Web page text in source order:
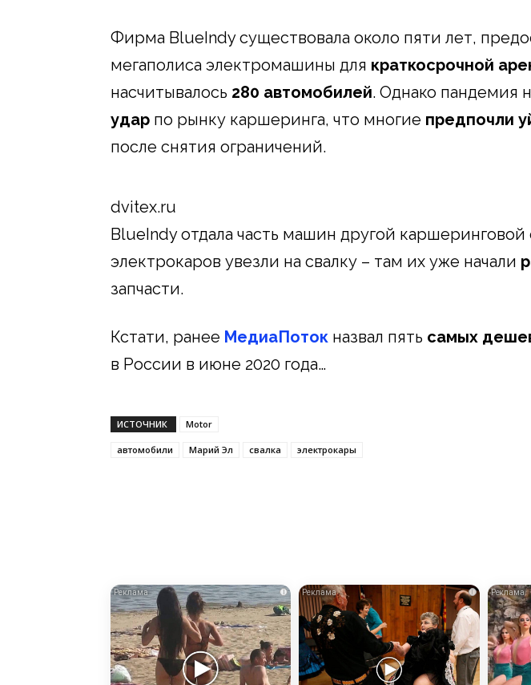
Фирма BlueIndy существовала около пяти лет,
мегаполиса электромашины для краткосрочной
насчитывалось 280 автомобилей. Однако пандемия
удар по рынку каршеринга, что многие предпочли
после снятия ограничений.
dvitex.ru
BlueIndy отдала часть машин другой
электрокаров увезли на свалку – там их уже начали
запчасти.
Кстати, ранее МедиаПоток назвал пять самых
в России в июне 2020 года…
ИСТОЧНИК Motor
автомобили Марий Эл свалка электрокары
i i